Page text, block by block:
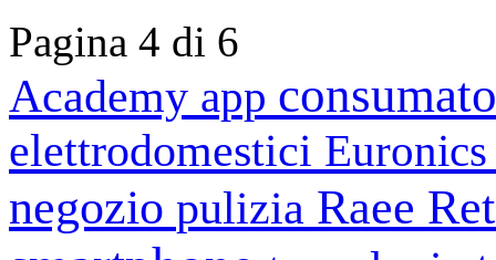
Pagina 4 di 6
Academy app
elettrodomestici
negozio pulizia Raee